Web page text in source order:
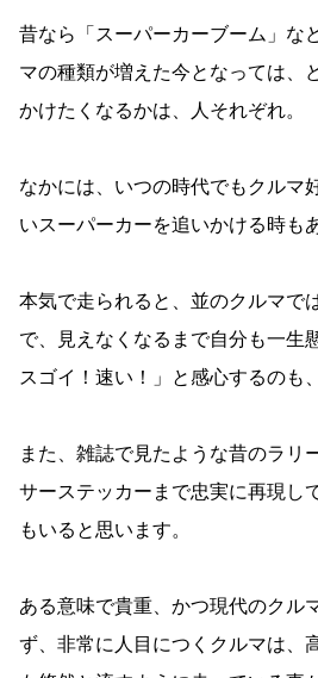
昔なら「スーパーカーブーム」な
マの種類が増えた今となっては、
かけたくなるかは、人それぞれ。
なかには、いつの時代でもクルマ
いスーパーカーを追いかける時も
本気で走られると、並のクルマで
で、見えなくなるまで自分も一生
スゴイ！速い！」と感心するのも
また、雑誌で見たような昔のラリ
サーステッカーまで忠実に再現し
もいると思います。
ある意味で貴重、かつ現代のクル
ず、非常に人目につくクルマは、